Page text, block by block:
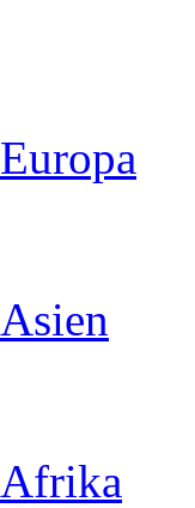
Europa
Asien
Afrika